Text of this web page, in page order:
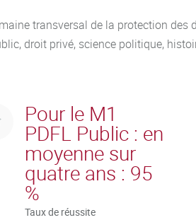
transversal de la protection
droit privé, science politique,
Pour le M1
PDFL Public : en
moyenne sur
quatre ans : 95
%
Taux de réussite